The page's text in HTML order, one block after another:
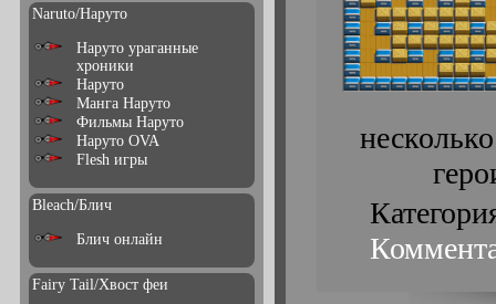
Naruto/Наруто
Наруто ураганные
хроники
Наруто
Манга Наруто
Фильмы Наруто
Наруто OVA
Flesh игры
Bleach/Блич
Блич онлайн
Fairy Tail/Хвост феи